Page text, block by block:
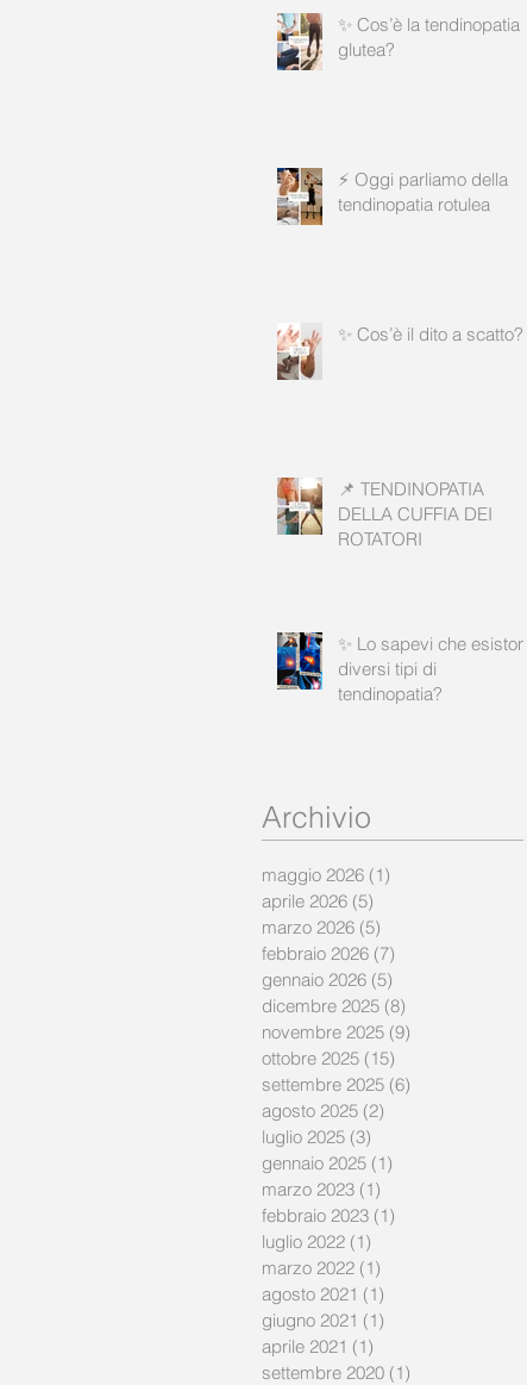
✨ Cos’è la tendinopatia
glutea?
⚡ Oggi parliamo della
tendinopatia rotulea
✨ Cos’è il dito a scatto?
📌 TENDINOPATIA
DELLA CUFFIA DEI
ROTATORI
✨ Lo sapevi che esistono
diversi tipi di
tendinopatia?
Archivio
maggio 2026 (1)
aprile 2026 (5)
marzo 2026 (5)
febbraio 2026 (7)
gennaio 2026 (5)
dicembre 2025 (8)
novembre 2025 (9)
ottobre 2025 (15)
settembre 2025 (6)
agosto 2025 (2)
luglio 2025 (3)
gennaio 2025 (1)
marzo 2023 (1)
febbraio 2023 (1)
luglio 2022 (1)
marzo 2022 (1)
agosto 2021 (1)
giugno 2021 (1)
aprile 2021 (1)
settembre 2020 (1)